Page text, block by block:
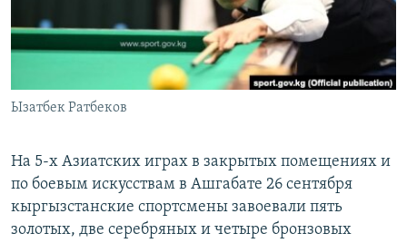
Ызатбек Ратбеков
На 5-х Азиатских играх в закрытых помещениях и
по боевым искусствам в Ашгабате 26 сентября
кыргызстанские спортсмены завоевали пять
золотых, две серебряных и четыре бронзовых